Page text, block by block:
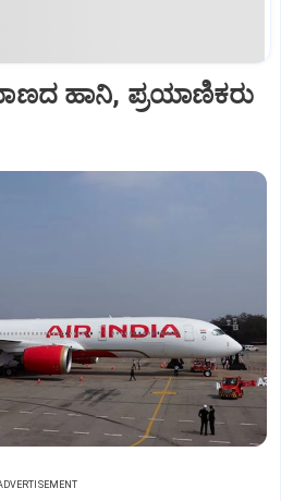
ಹಾನಿ, ಪ್ರಯಾಣಿಕರು